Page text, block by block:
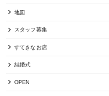
地図
スタッフ募集
すてきなお店
結婚式
OPEN